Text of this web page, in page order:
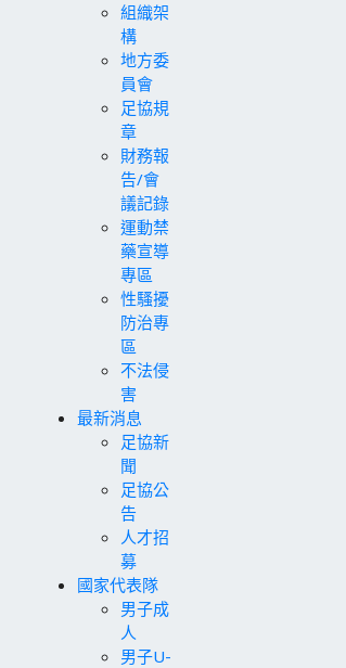
組織架
構
地方委
員會
足協規
章
財務報
告/會
議記錄
運動禁
藥宣導
專區
性騷擾
防治專
區
不法侵
害
最新消息
足協新
聞
足協公
告
人才招
募
國家代表隊
男子成
人
男子U-